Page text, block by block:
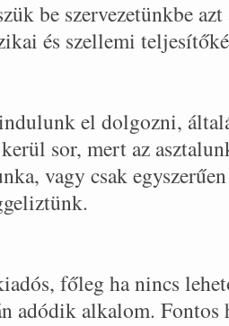
be szervezetünkbe
és szellemi
el dolgozni,
sor, mert az
vagy csak
főleg ha nincs
adódik alkalom. Fontos